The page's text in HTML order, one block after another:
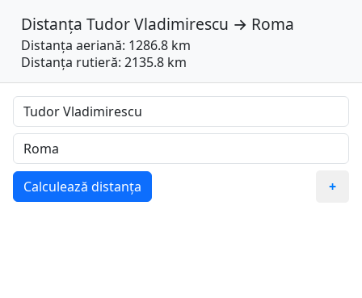
Distanța Tudor Vladimirescu → Roma
Distanța aeriană: 1286.8 km
Distanța rutieră: 2135.8 km
Calculează distanța +